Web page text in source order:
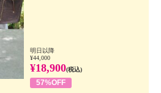
明日以降
¥44,000
¥18,900(税込)
57%OFF